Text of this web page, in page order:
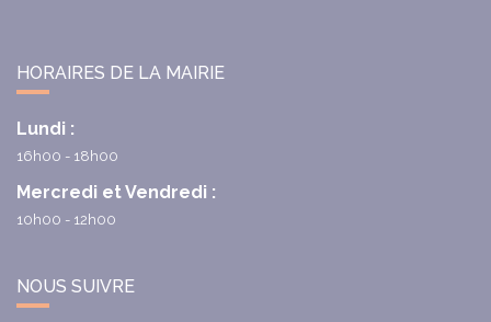
HORAIRES DE LA MAIRIE
Lundi :
16h00 - 18h00
Mercredi et Vendredi :
10h00 - 12h00
NOUS SUIVRE